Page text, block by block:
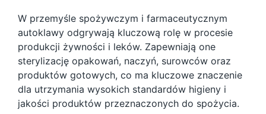
W przemyśle spożywczym i farmaceutycznym
autoklawy odgrywają kluczową rolę w procesie
produkcji żywności i leków. Zapewniają one
sterylizację opakowań, naczyń, surowców oraz
produktów gotowych, co ma kluczowe znaczenie
dla utrzymania wysokich standardów higieny i
jakości produktów przeznaczonych do spożycia.